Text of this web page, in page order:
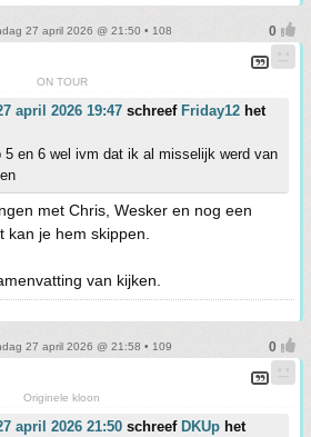
27 april 2026 @ 21:50 • 108
ON TOUR
april 2026 19:47 schreef Friday12 het
5 en 6 wel ivm dat ik al misselijk werd van
met Chris, Wesker en nog een
kan je hem skippen.
van kijken.
27 april 2026 @ 21:58 • 109
Originele kloon
april 2026 21:50 schreef DKUp het